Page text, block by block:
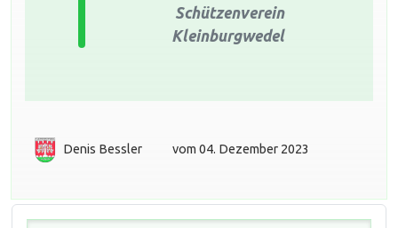
Schützenverein
Kleinburgwedel
Denis Bessler vom 04. Dezember 2023